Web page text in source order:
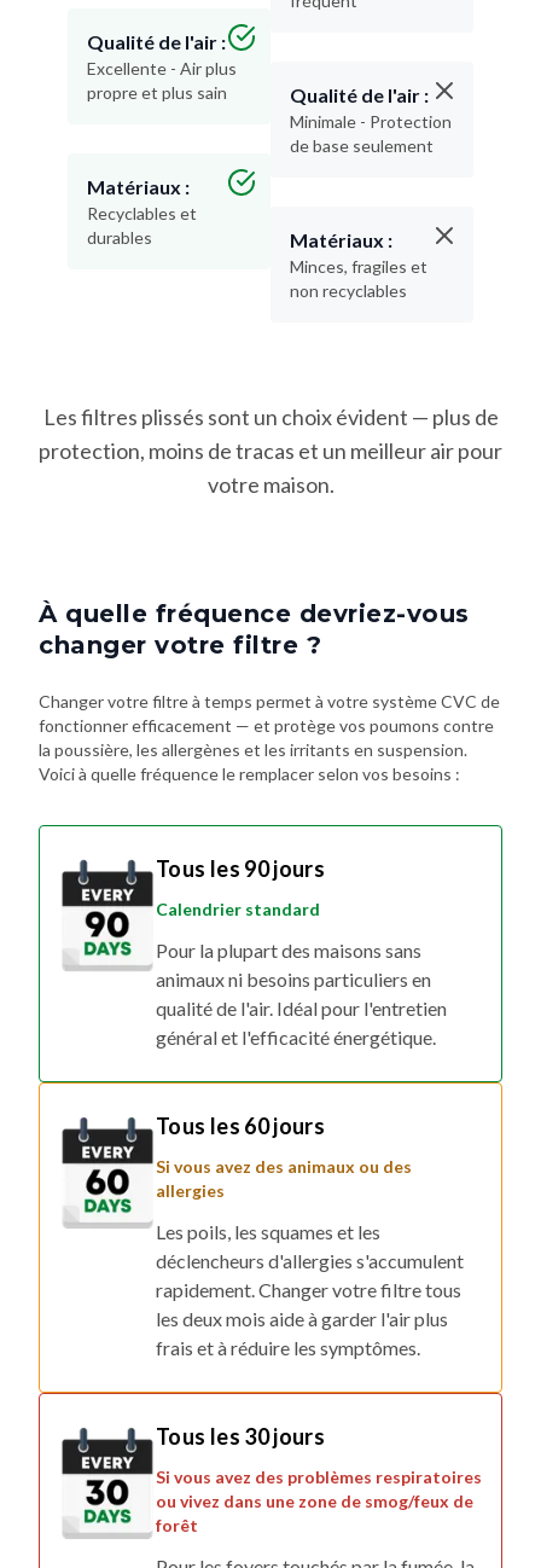
Qualité de l'air :
Excellente - Air plus
propre et plus sain
Matériaux :
Recyclables et
durables
Qualité de l'air :
Minimale - Protection
de base seulement
Matériaux :
Minces, fragiles et
non recyclables
Les filtres plissés sont un choix évident — plus de
protection, moins de tracas et un meilleur air pour
votre maison.
À quelle fréquence devriez-vous
changer votre filtre ?
Changer votre filtre à temps permet à votre système CVC de
fonctionner efficacement — et protège vos poumons contre
la poussière, les allergènes et les irritants en suspension.
Voici à quelle fréquence le remplacer selon vos besoins :
Tous les 90 jours
Calendrier standard
Pour la plupart des maisons sans
animaux ni besoins particuliers en
qualité de l'air. Idéal pour l'entretien
général et l'efficacité énergétique.
Tous les 60 jours
Si vous avez des animaux ou des
allergies
Les poils, les squames et les
déclencheurs d'allergies s'accumulent
rapidement. Changer votre filtre tous
les deux mois aide à garder l'air plus
frais et à réduire les symptômes.
Tous les 30 jours
Si vous avez des problèmes respiratoires
ou vivez dans une zone de smog/feux de
forêt